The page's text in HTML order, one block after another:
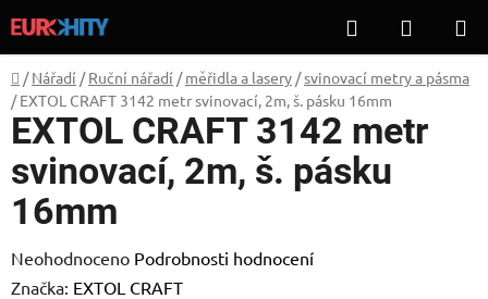
na
obsah
Hledat
KOŠÍK
Domů
/ Nářadí / Ruční nářadí / měřidla a lasery /svinovací metry a pásma
/ EXTOL CRAFT 3142 metr svinovací, 2m, š. pásku 16mm
EXTOL CRAFT 3142 metr
svinovací, 2m, š. pásku
16mm
Průměrné
hodnocení
Neohodnoceno Podrobnosti hodnocení
Značka: EXTOL CRAFT